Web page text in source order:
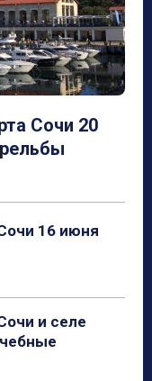
Сочи 20
16 июня
и селе